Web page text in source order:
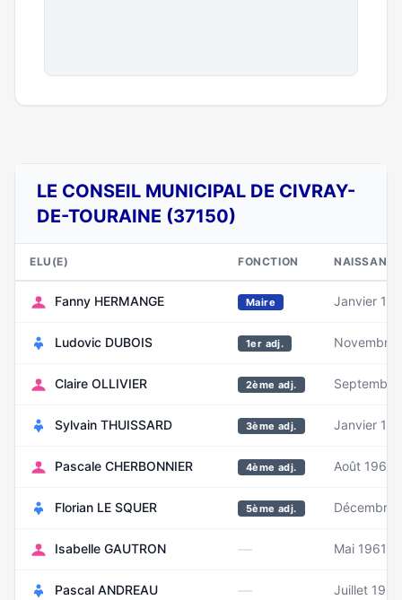
LE CONSEIL MUNICIPAL DE CIVRAY-
DE-TOURAINE (37150)
ELU(E) FONCTION NAISSANCE
Fanny HERMANGE Maire Janvier
Ludovic DUBOIS 1er adj. Novembre
Claire OLLIVIER 2ème adj.
Sylvain THUISSARD 3ème adj. Janvier
Pascale CHERBONNIER 4ème adj. Août 1962
Florian LE SQUER 5ème adj. Décembre
Isabelle GAUTRON — Mai 1961
Pascal ANDREAU — Juillet 1962